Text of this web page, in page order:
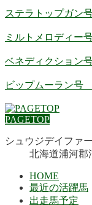
ステラトップガ
ミルトメロディ
ベネディクショ
ビップムーラン
PAGETOP
シュウジデイファ
北海道浦河郡
HOME
最近の活躍馬
出走馬予定